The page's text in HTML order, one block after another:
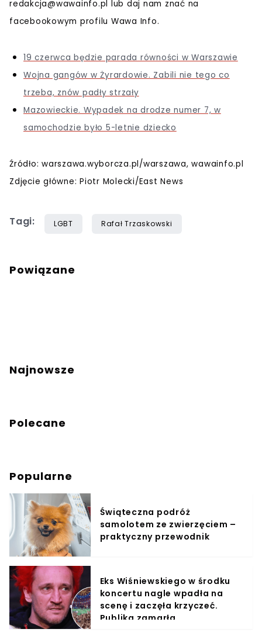
redakcja@wawainfo.pl
lub daj nam znać na
facebookowym profilu Wawa Info.
19 czerwca będzie parada równości w Warszawie
Wojna gangów w Żyrardowie. Zabili nie tego co
trzeba, znów padły strzały
Mazowieckie. Wypadek na drodze numer 7, w
samochodzie było 5-letnie dziecko
Źródło: warszawa.wyborcza.pl/warszawa, wawainfo.pl
Zdjęcie główne: Piotr Molecki/East News
Tagi: LGBT Rafał Trzaskowski
Powiązane
Najnowsze
Polecane
Popularne
Świąteczna podróż
samolotem ze zwierzęciem –
praktyczny przewodnik
Eks Wiśniewskiego w środku
koncertu nagle wpadła na
scenę i zaczęła krzyczeć.
Publika zamarła